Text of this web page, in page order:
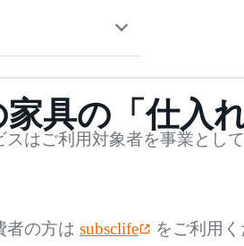
タルインテリ
ション
mm
~
~
具の「仕入
スはご利用対象者を事業とし
者の方は subsclife をご利用く